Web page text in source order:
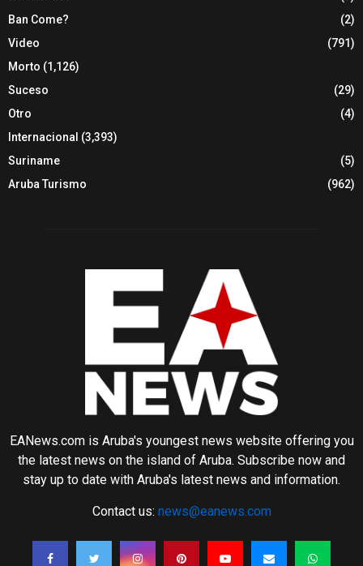
Ban Come?
(2)
Video
(791)
Morto (1,126)
Suceso
(29)
Otro
(4)
Internacional (3,393)
Suriname
(5)
Aruba Turismo
(962)
EANews.com is Aruba's youngest news website offering you
the latest news on the island of Aruba. Subscribe now and
stay up to date with Aruba's latest news and information.
Contact us: news@eanews.com